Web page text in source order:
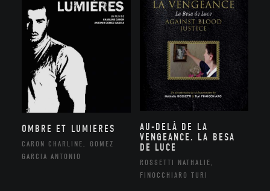
OMBRE ET LUMIERES
CARON CHARLINE, GOMEZ
GARCIA ANTONIO
AU-DELÀ DE LA
VENGEANCE. LA BESA
DE LUCE
ROSSETTI NATHALIE,
FINOCCHIARO TURI